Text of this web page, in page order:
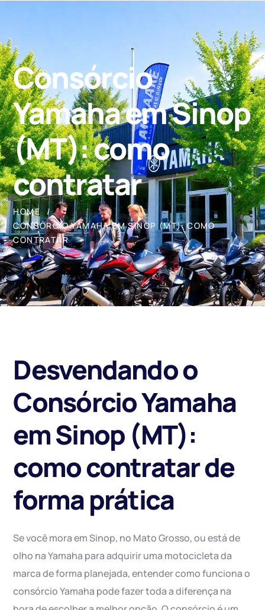
Consórcio
Yamaha em Sinop
(MT): como
contratar
HOME
CONSÓRCIO YAMAHA EM SINOP (MT): COMO
CONTRATAR
Desvendando o
Consórcio Yamaha
em Sinop (MT):
como contratar de
forma prática
Se você mora em Sinop, no Mato Grosso, ou está de
olho na Yamaha para adquirir uma motocicleta da
marca de forma planejada, entender como funciona o
consórcio Yamaha pode fazer toda a diferença na